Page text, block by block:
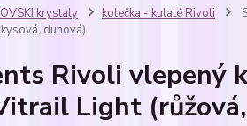
krystaly kolečka - kulaté Rivoli
duhová)
Rivoli vlepený
Light